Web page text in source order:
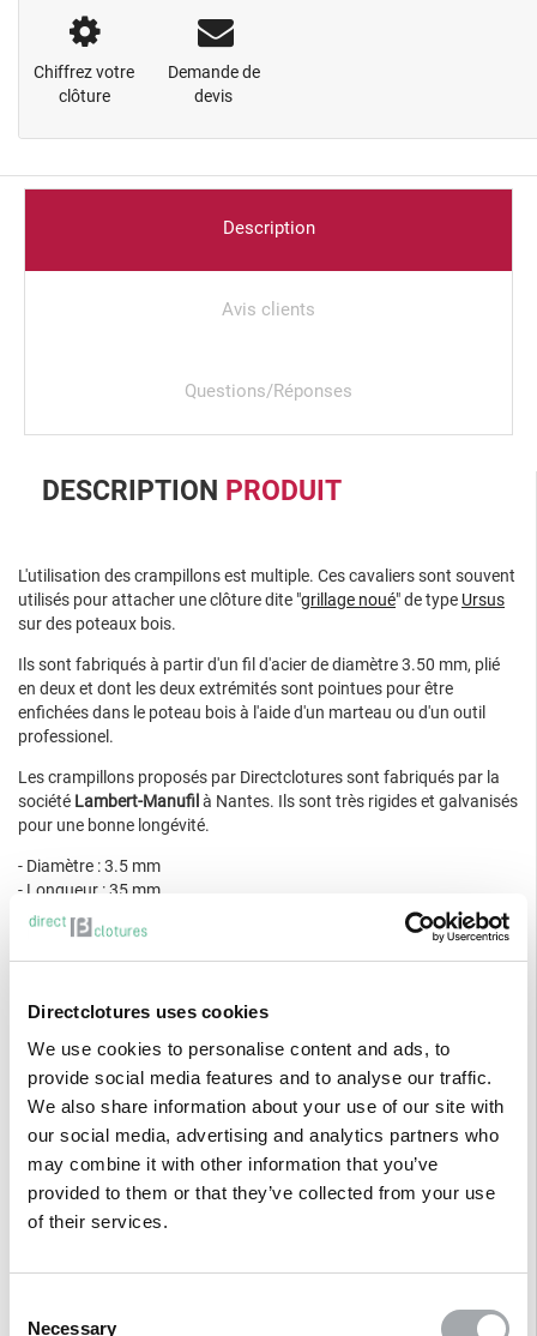
Directclotures uses cookies
We use cookies to personalise content and ads, to
provide social media features and to analyse our traffic.
We also share information about your use of our site with
our social media, advertising and analytics partners who
may combine it with other information that you’ve
provided to them or that they’ve collected from your use
of their services.
Necessary
Chiffrez votre
clôture
Demande de
devis
Description
Avis clients
Questions/Réponses
DESCRIPTION PRODUIT
L'utilisation des crampillons est multiple. Ces cavaliers sont souvent
utilisés pour attacher une clôture dite "grillage noué" de type Ursus
sur des poteaux bois.
Ils sont fabriqués à partir d'un fil d'acier de diamètre 3.50 mm, plié
en deux et dont les deux extrémités sont pointues pour être
enfichées dans le poteau bois à l'aide d'un marteau ou d'un outil
professionel.
Les crampillons proposés par Directclotures sont fabriqués par la
société Lambert-Manufil à Nantes. Ils sont très rigides et galvanisés
pour une bonne longévité.
- Diamètre : 3.5 mm
- Longueur : 35 mm
- Unité de vente : Le sceau de 5 Kg
- Nombre de crampillon dans un sceau : environ 1000
produits.
Et ici, on parle de Crampillons "Made in France".
Description